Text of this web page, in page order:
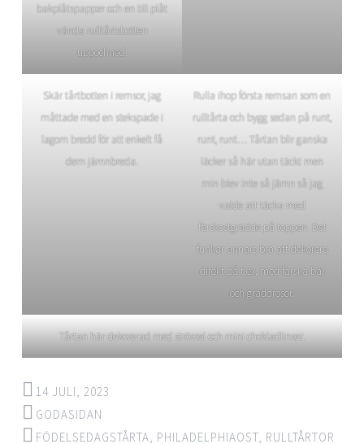
bakplåtspapper och en till plåt
vända rulltårtsbotten
uppochned.
Skär tårtbotten i remsor, jag
måttade med en stekspade i
lagom bredd för att enkelt få
dem jämnbreda.
Rulla ihop första remsan som en
rulltårta och bygg sedan på runt,
runt, runt… Tårtan blir ganska
läcker så här utan täckt men
min blev inte så jämn så jag
valde att täcka med
färskostgrädde på toppen. Det
funkar annars bra att dekorera
direkt på t.ex. med färska bär
och gräddrosor.
Tårtan här dekorerad med strössel och mini chokladlinser.
14 JULI, 2023
GODASIDAN
FÖDELSEDAGSTÅRTA, PHILADELPHIAOST, RULLTÅRTOR